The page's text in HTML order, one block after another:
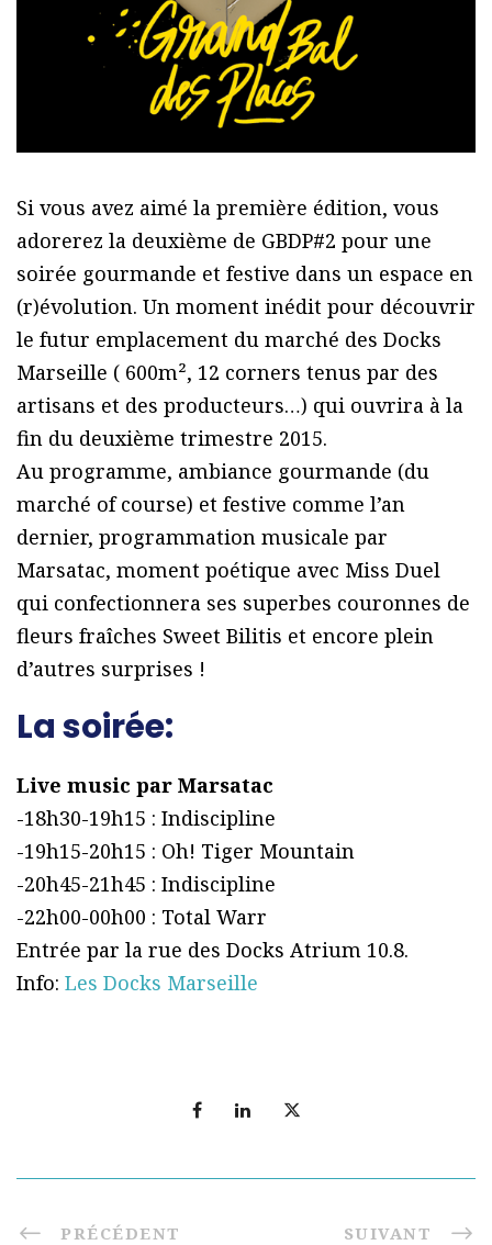
Si vous avez aimé la première édition, vous
adorerez la deuxième de GBDP#2 pour une
soirée gourmande et festive dans un espace en
(r)évolution. Un moment inédit pour découvrir
le futur emplacement du marché des Docks
Marseille ( 600m², 12 corners tenus par des
artisans et des producteurs…) qui ouvrira à la
fin du deuxième trimestre 2015.
Au programme, ambiance gourmande (du
marché of course) et festive comme l’an
dernier, programmation musicale par
Marsatac, moment poétique avec Miss Duel
qui confectionnera ses superbes couronnes de
fleurs fraîches Sweet Bilitis et encore plein
d’autres surprises !
La soirée:
Live music par Marsatac
-18h30-19h15 : Indiscipline
-19h15-20h15 : Oh! Tiger Mountain
-20h45-21h45 : Indiscipline
-22h00-00h00 : Total Warr
Entrée par la rue des Docks Atrium 10.8.
Info: Les Docks Marseille
PRÉCÉDENT SUIVANT